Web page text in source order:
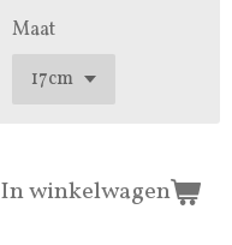
Maat
In winkelwagen